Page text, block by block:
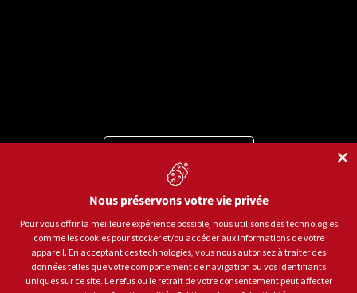
Moyens de paiement acceptés
Langue
© 2026Sports aux Puces Rive-Sud.Tous droits réservés.
Politique de confidentialitéConditions d'utilisation
Nous préservons votre vie privée
Pour vous offrir la meilleure expérience possible, nous utilisons des technologies
comme les cookies pour stocker et/ou accéder aux informations de votre
appareil. En acceptant ces technologies, vous nous autorisez à traiter des
données telles que votre comportement de navigation ou vos identifiants
uniques sur ce site. Le refus ou le retrait de votre consentement peut affecter